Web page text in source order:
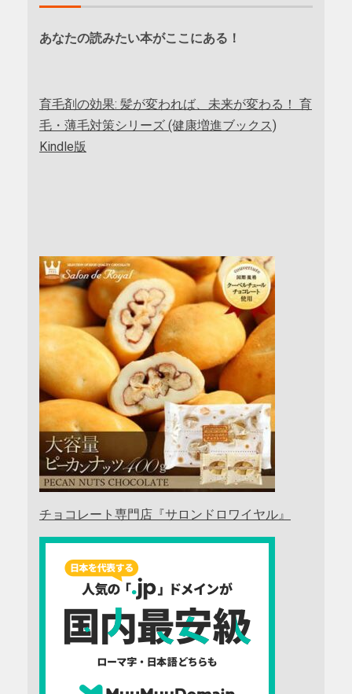
あなたの読みたい本がここにある！
育毛剤の効果: 髪が変われば、未来が変わる！ 育
毛・薄毛対策シリーズ (健康増進ブックス)
Kindle版
チョコレート専門店『サロンドロワイヤル』